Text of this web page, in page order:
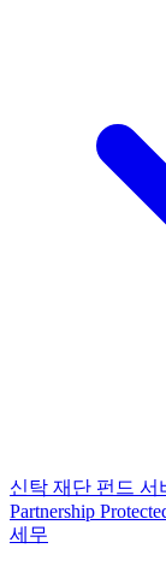
신탁 재단 펀드 서
Partnership
세무